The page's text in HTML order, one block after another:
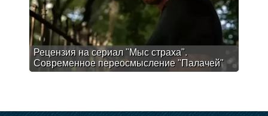
Рецензия на сериал "Мыс страха".
Современное переосмысление "Палачей"